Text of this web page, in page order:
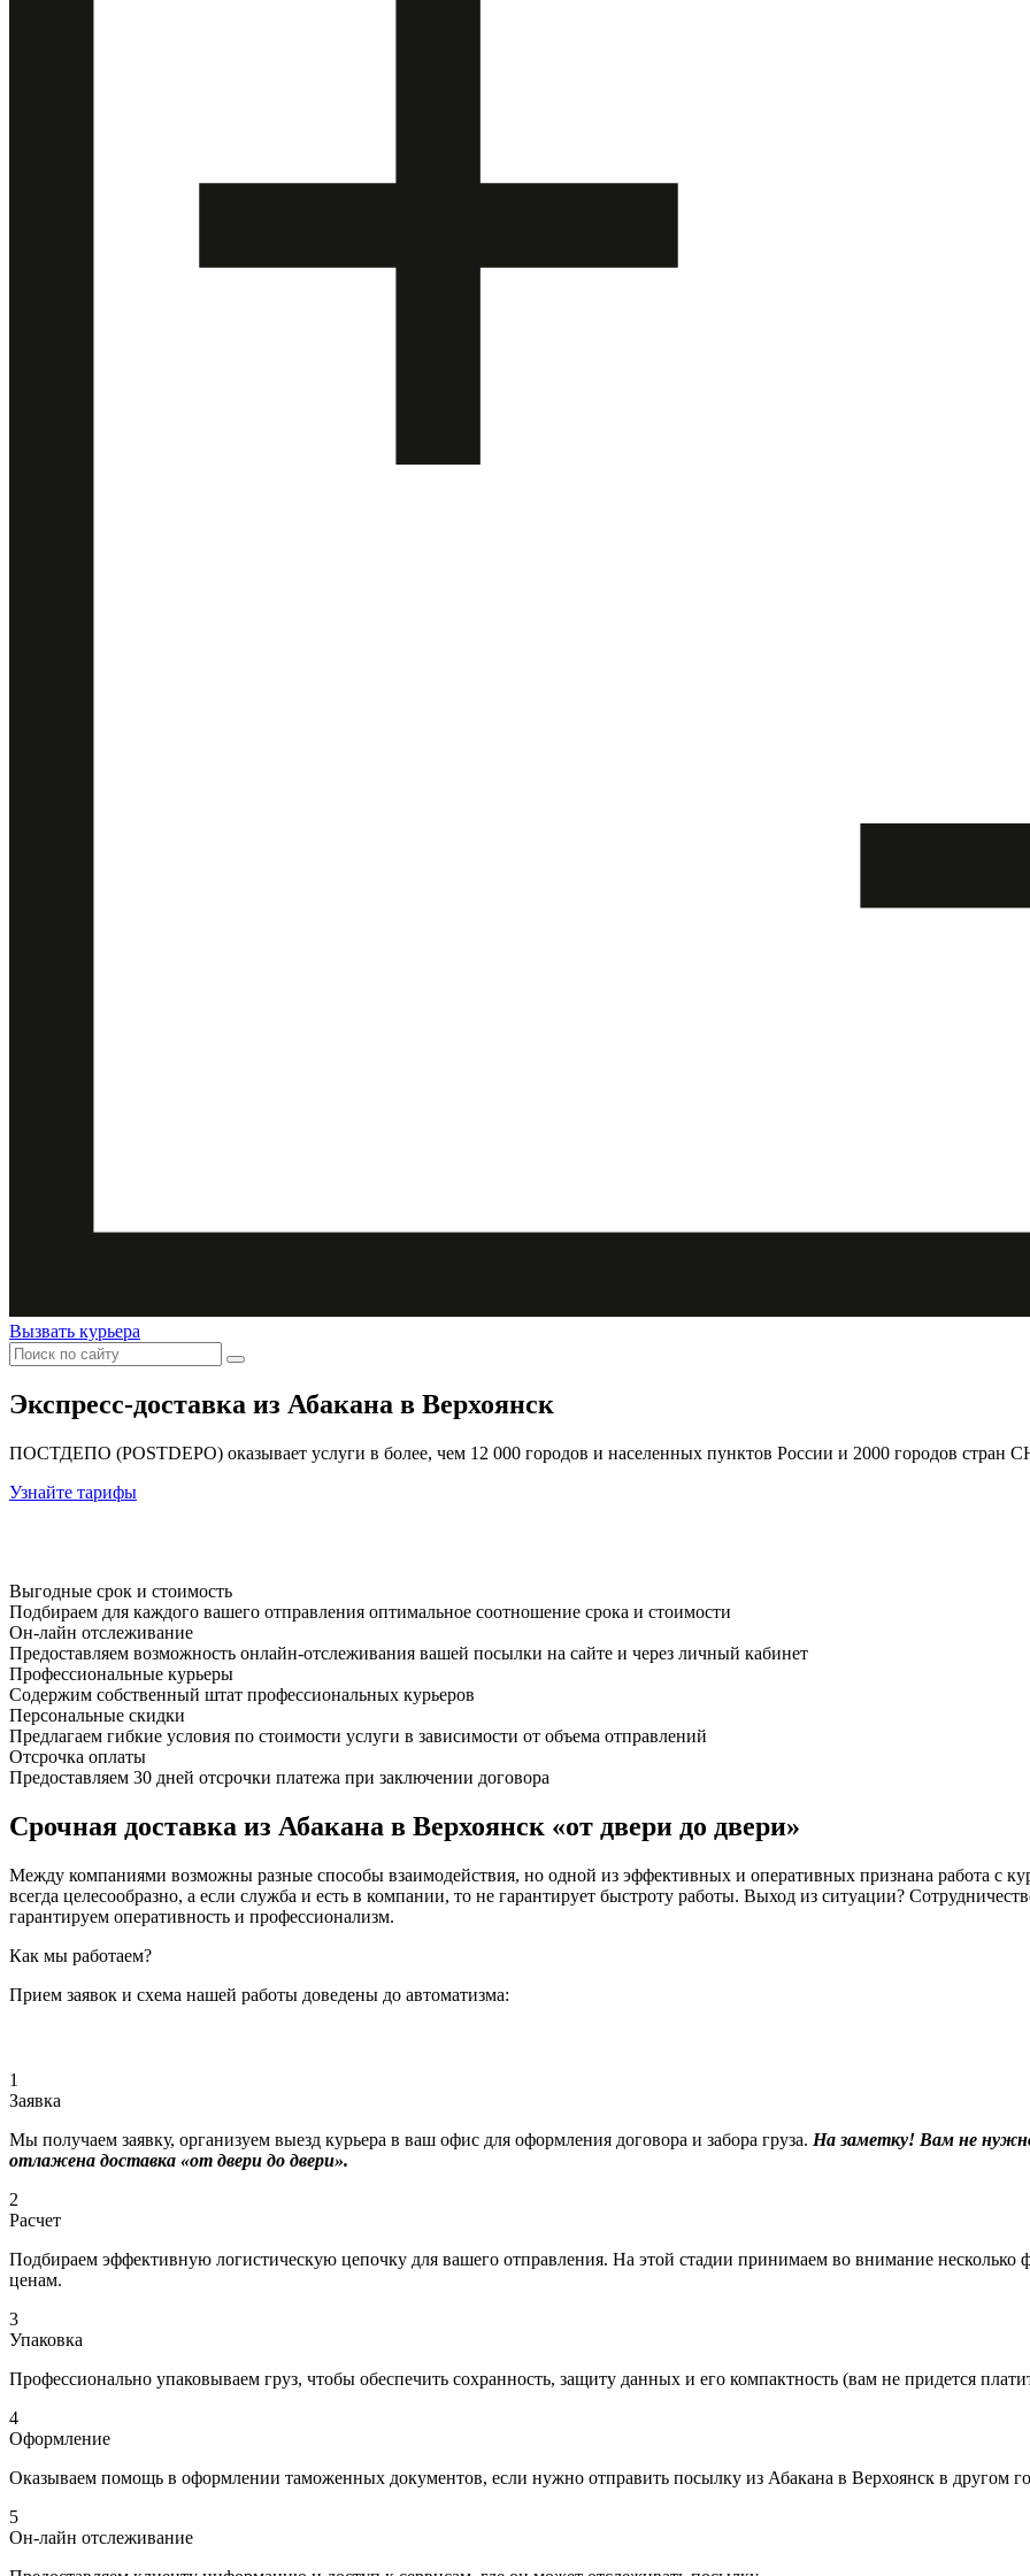
Вызвать курьера
Экспресс-доставка из Абакана в Верхоянск
ПОСТДЕПО (POSTDEPO) оказывает услуги в более, чем 12 000 городов и населенных пунктов России и 2000 городов стран
Узнайте тарифы
Выгодные срок и стоимость
Подбираем для каждого вашего отправления оптимальное соотношение срока и стоимости
Он-лайн отслеживание
Предоставляем возможность онлайн-отслеживания вашей посылки на сайте и через личный кабинет
Профессиональные курьеры
Содержим собственный штат профессиональных курьеров
Персональные скидки
Предлагаем гибкие условия по стоимости услуги в зависимости от объема отправлений
Отсрочка оплаты
Предоставляем 30 дней отсрочки платежа при заключении договора
Срочная доставка из Абакана в Верхоянск «от двери до двери»
Между компаниями возможны разные способы взаимодействия, но одной из эффективных и оперативных признана работа с
всегда целесообразно, а если служба и есть в компании, то не гарантирует быстроту работы. Выход из ситуации?
гарантируем оперативность и профессионализм.
Как мы работаем?
Прием заявок и схема нашей работы доведены до автоматизма:
1
Заявка
Мы получаем заявку, организуем выезд курьера в ваш офис для оформления договора и забора груза. На заметку! Вам не
отлажена доставка «от двери до двери».
2
Расчет
Подбираем эффективную логистическую цепочку для вашего отправления. На этой стадии принимаем во внимание несколько
ценам.
3
Упаковка
Профессионально упаковываем груз, чтобы обеспечить сохранность, защиту данных и его компактность (вам не придется
4
Оформление
Оказываем помощь в оформлении таможенных документов, если нужно отправить посылку из Абакана в Верхоянск в другом
5
Он-лайн отслеживание